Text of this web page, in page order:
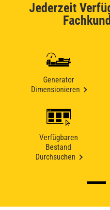
Jederzeit
Generator
Dimensionieren
Verfügbaren
Bestand
Durchsuchen